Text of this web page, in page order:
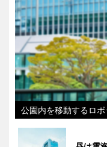
公園内を移動するロ